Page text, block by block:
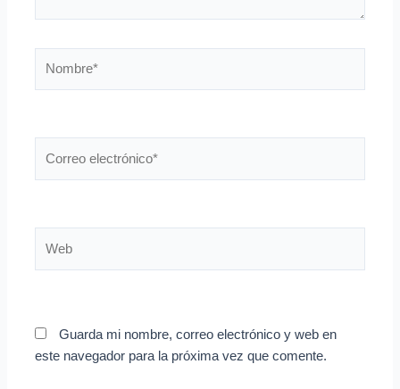
Guarda mi nombre, correo electrónico y web en
este navegador para la próxima vez que comente.